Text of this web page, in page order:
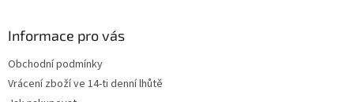
Informace pro vás
Obchodní podmínky
Vrácení zboží ve 14-ti denní lhůtě